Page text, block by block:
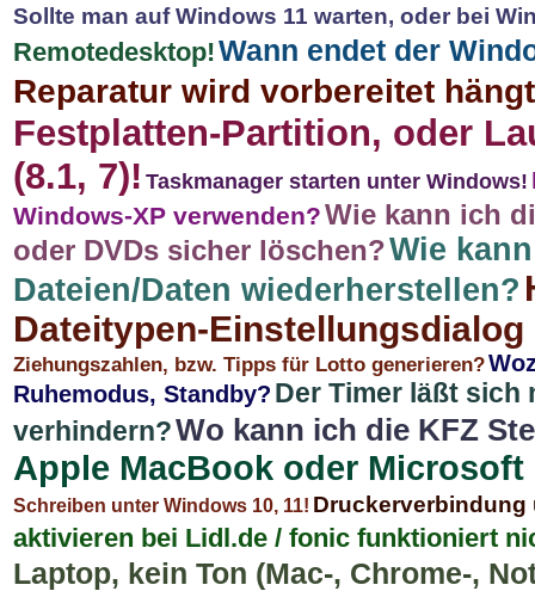
Sollte man auf Windows 11 warten, oder bei
Remotedesktop!Wann endet der
Reparatur wird vorbereitet
Festplatten-Partition, oder
(8.1, 7)! Taskmanager starten unter Windows!
Windows-XP verwenden?Wie kann ich
oder DVDs sicher löschen?Wie
Dateien/Daten wiederherstellen?
Dateitypen-Einstellungsdialog
Ziehungszahlen, bzw. Tipps für Lotto generieren?
Ruhemodus, Standby? Der Timer läßt sich
verhindern?Wo kann ich die KFZ
Apple MacBook oder
Schreiben unter Windows 10, 11! Druckerverbindung
aktivieren bei Lidl.de / fonic funktioniert
Laptop, kein Ton (Mac-, Chrome-,